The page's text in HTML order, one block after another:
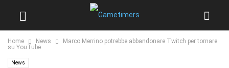
Home News
Marco Merrino potrebbe abbandonare Twitch per tornare
su YouTube
News